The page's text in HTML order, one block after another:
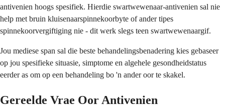
antivenien hoogs spesifiek. Hierdie swartwewenaar-antivenien sal nie
help met bruin kluisenaarspinnekoorbyte of ander tipes
spinnekoorvergiftiging nie - dit werk slegs teen swartwewenaargif.
Jou mediese span sal die beste behandelingsbenadering kies gebaseer
op jou spesifieke situasie, simptome en algehele gesondheidstatus
eerder as om op een behandeling bo 'n ander oor te skakel.
Gereelde Vrae Oor Antivenien